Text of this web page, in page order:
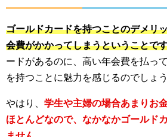
ゴールドカードを持つことのデメリ
会費がかかってしまうということで
ードがあるのに、高い年会費を払っ
を持つことに魅力を感じるのでしょ
やはり、 学生や主婦の場合あまりお
ほとんどなので、なかなかゴールド